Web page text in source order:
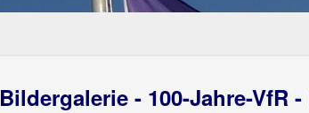
Bildergalerie - 100-Jahre-VfR